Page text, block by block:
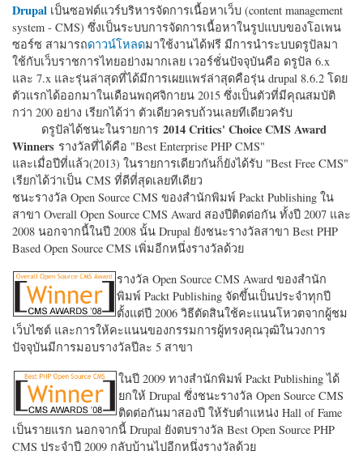
Drupal เป็นซอฟต์แวร์บริหารจัดการเนื้อหาเว็บ (content management
system - CMS) ซึ่งเป็นระบบการจัดการเนื้อหาในรูปแบบของโอเพน
ซอร์ซ สามารถดาวน์โหลดมาใช้งานได้ฟรี มีการนำระบบดรูปัลมา
ใช้กับเว็บราชการไทยอย่างมากเลย เวอร์ชั่นปัจจุบันคือ ดรูปัล 6.x
และ 7.x และรุ่นล่าสุดที่ได้มีการเผยแพร่ล่าสุดคือรุ่น drupal 8.6.2 โดย
ตัวแรกได้ออกมาในเดือนพฤศจิกายน 2015 ซึ่งเป็นตัวที่มีคุณสมบัติ
กว่า 200 อย่าง เรียกได้ว่า ตัวเดียวครบถ้วนเลยทีเดียวครับ
ดรูปัลได้ชนะในรายการ 2014 Critics' Choice CMS Award
Winners รางวัลที่ได้คือ "Best Enterprise PHP CMS"
และเมื่อปีที่แล้ว(2013) ในรายการเดียวกันก็ยังได้รับ "Best Free CMS"
เรียกได้ว่าเป็น CMS ที่ดีที่สุดเลยทีเดียว
ชนะรางวัล Open Source CMS ของสำนักพิมพ์ Packt Publishing ใน
สาขา Overall Open Source CMS Award สองปีติดต่อกัน ทั้งปี 2007 และ
2008 นอกจากนี้ในปี 2008 นั้น Drupal ยังชนะรางวัลสาขา Best PHP
Based Open Source CMS เพิ่มอีกหนึ่งรางวัลด้วย
รางวัล Open Source CMS Award ของสำนัก
พิมพ์ Packt Publishing จัดขึ้นเป็นประจำทุกปี
ตั้งแต่ปี 2006 วิธีตัดสินใช้คะแนนโหวตจากผู้ชม
เว็บไซต์ และการให้คะแนนของกรรมการผู้ทรงคุณวุฒิในวงการ
ปัจจุบันมีการมอบรางวัลปีละ 5 สาขา
ในปี 2009 ทางสำนักพิมพ์ Packt Publishing ได้
ยกให้ Drupal ซึ่งชนะรางวัล Open Source CMS
ติดต่อกันมาสองปี ให้รับตำแหน่ง Hall of Fame
เป็นรายแรก นอกจากนี้ Drupal ยังตบรางวัล Best Open Source PHP
CMS ประจำปี 2009 กลับบ้านไปอีกหนึ่งรางวัลด้วย